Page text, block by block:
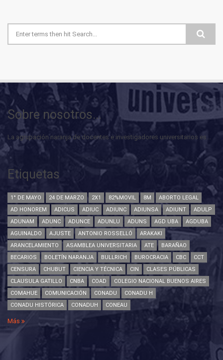
Formulario de búsqueda
Sobre nosotros...
La agrupación naranja de docentes e investigadores universitarios es...
Etiquetas
1° DE MAYO 24 DE MARZO 2X1 82%MOVIL 8M
ABORTO LEGAL
AD HONOREM
ADICUS ADIUC ADIUNC ADIUNSA ADIUNT
ADULP
ADUNAM
ADUNC ADUNCE ADUNLU ADUNS AGD UBA
AGDUBA
AGUINALDO
AJUSTE ANTONIO ROSSELLÓ
ARAKAKI
ARANCELAMIENTO
ASAMBLEA UNIVERSITARIA ATE
BARAÑAO
BECARIOS
BOLETÍN NARANJA BULLRICH BUROCRACIA CBC
CCT
CENSURA
CHUBUT CIENCIA Y TÉCNICA CIN
CLASES PÚBLICAS
CLAUSULA GATILLO
CNBA COAD
COLEGIO NACIONAL BUENOS AIRES
COMAHUE
COMUNICACIÓN CONADU
CONADU H
CONADU HISTÓRICA
CONADUH CONEAU
Más